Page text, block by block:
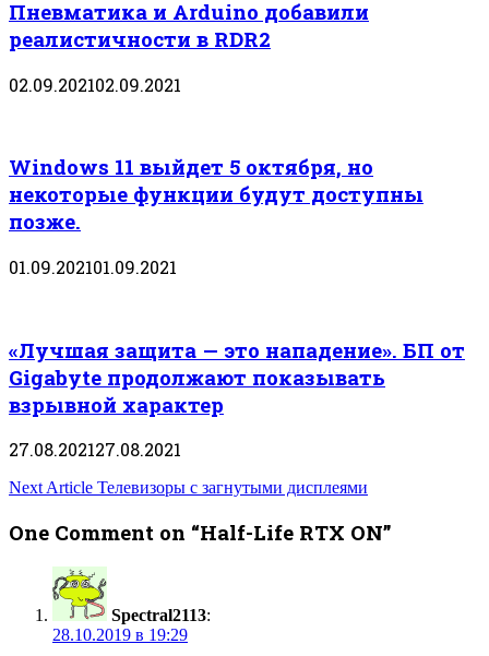
Пневматика и Arduino добавили
реалистичности в RDR2
02.09.202102.09.2021
Windows 11 выйдет 5 октября, но
некоторые функции будут доступны
позже.
01.09.202101.09.2021
«Лучшая защита — это нападение». БП от
Gigabyte продолжают показывать
взрывной характер
27.08.202127.08.2021
Навигация
по
записям
Next Article Телевизоры с загнутыми дисплеями
One Comment on “Half-Life RTX ON”
Spectral2113:
28.10.2019 в 19:29